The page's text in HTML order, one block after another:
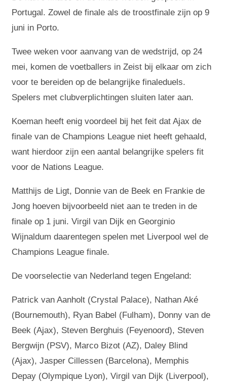
Portugal. Zowel de finale als de troostfinale zijn op 9
juni in Porto.
Twee weken voor aanvang van de wedstrijd, op 24
mei, komen de voetballers in Zeist bij elkaar om zich
voor te bereiden op de belangrijke finaleduels.
Spelers met clubverplichtingen sluiten later aan.
Koeman heeft enig voordeel bij het feit dat Ajax de
finale van de Champions League niet heeft gehaald,
want hierdoor zijn een aantal belangrijke spelers fit
voor de Nations League.
Matthijs de Ligt, Donnie van de Beek en Frankie de
Jong hoeven bijvoorbeeld niet aan te treden in de
finale op 1 juni. Virgil van Dijk en Georginio
Wijnaldum daarentegen spelen met Liverpool wel de
Champions League finale.
De voorselectie van Nederland tegen Engeland:
Patrick van Aanholt (Crystal Palace), Nathan Aké
(Bournemouth), Ryan Babel (Fulham), Donny van de
Beek (Ajax), Steven Berghuis (Feyenoord), Steven
Bergwijn (PSV), Marco Bizot (AZ), Daley Blind
(Ajax), Jasper Cillessen (Barcelona), Memphis
Depay (Olympique Lyon), Virgil van Dijk (Liverpool),